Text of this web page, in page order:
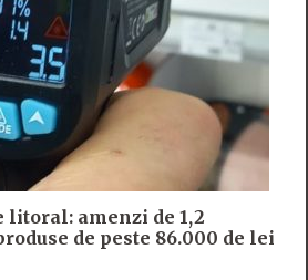
litoral: amenzi de 1,2
de peste 86.000 de lei